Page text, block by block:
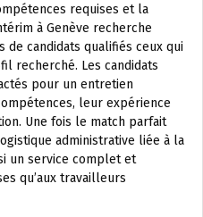
requises et la
à Genève recherche
de candidats qualifiés ceux qui
recherché. Les candidats
pour un entretien
leur expérience
Une fois le match parfait
administrative liée à la
un service complet et
qu’aux travailleurs